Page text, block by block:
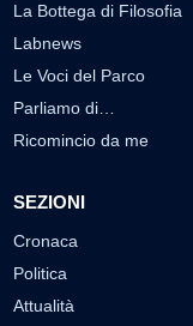
La Bottega di Filosofia
Labnews
Le Voci del Parco
Parliamo di…
Ricomincio da me
SEZIONI
Cronaca
Politica
Attualità